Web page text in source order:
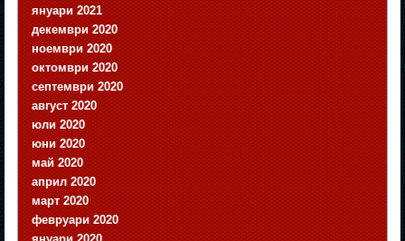
януари 2021
декември 2020
ноември 2020
октомври 2020
септември 2020
август 2020
юли 2020
юни 2020
май 2020
април 2020
март 2020
февруари 2020